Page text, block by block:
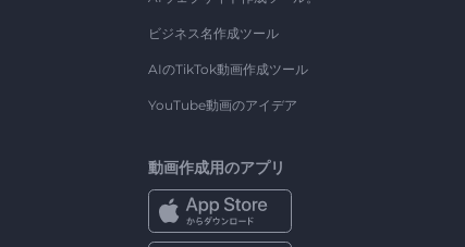
ビジネス名作成ツール
AIのTikTok動画作成ツール
YouTube動画のアイデア
動画作成用のアプリ